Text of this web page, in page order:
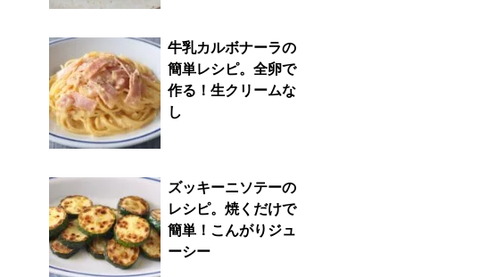
牛乳カルボナーラの
簡単レシピ。全卵で
作る！生クリームな
し
ズッキーニソテーの
レシピ。焼くだけで
簡単！こんがりジュ
ーシー